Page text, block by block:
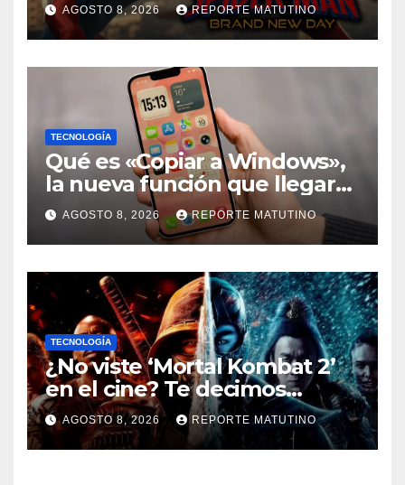
Brand New Day» desmiente
esa teoría
AGOSTO 8, 2026 REPORTE MATUTINO
TECNOLOGÍA
Qué es «Copiar a Windows»,
la nueva función que llegará
al iPhone solo para Europa
AGOSTO 8, 2026 REPORTE MATUTINO
TECNOLOGÍA
¿No viste ‘Mortal Kombat 2’
en el cine? Te decimos
dónde verla en streaming
ahora mismo y te damos tres
razones para hacerlo
AGOSTO 8, 2026 REPORTE MATUTINO